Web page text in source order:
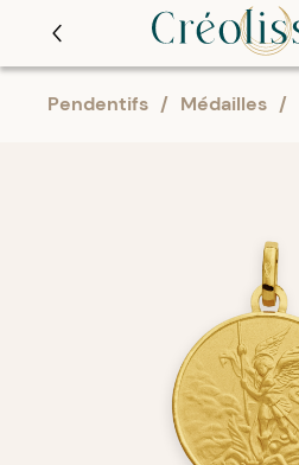
Pendentifs / Médailles /